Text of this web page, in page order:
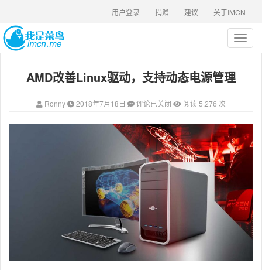
关于IMCN
建议
捐赠
用户登录
T
o
a
v
i
g
i
o
n
AMD改善Linux驱动，支持动态电源管理
Ronny 2018年7月18日 评论已关闭 阅读 5,276 次